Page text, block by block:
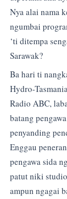
Nya alai nama
ngumbai
‘ti ditempa
Sarawak?
Ba hari ti
Hydro-
Radio ABC,
batang
penyanding
Enggau
pengawa sida
patut niki
ampun ngagai